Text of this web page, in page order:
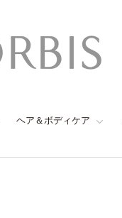
ヘア＆ボディケア